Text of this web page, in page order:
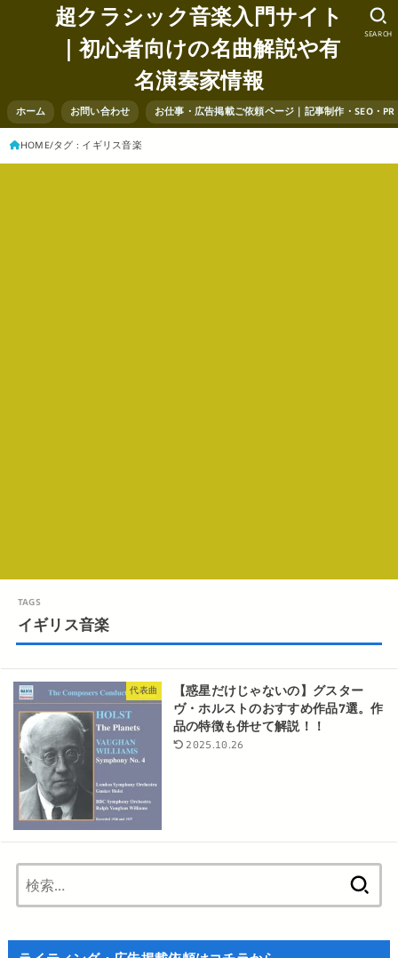
超クラシック音楽入門サイト
｜初心者向けの名曲解説や有
名演奏家情報
ホーム お問い合わせ お仕事・広告掲載ご依頼ページ｜記事制作・SEO・
SEARCH
HOME タグ : イギリス音楽
イギリス音楽
代表曲
【惑星だけじゃないの】グスター
ヴ・ホルストのおすすめ作品7選。作
品の特徴も併せて解説！！
2025.10.26